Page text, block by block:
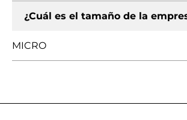
¿Cuál es el tamaño de la
MICRO